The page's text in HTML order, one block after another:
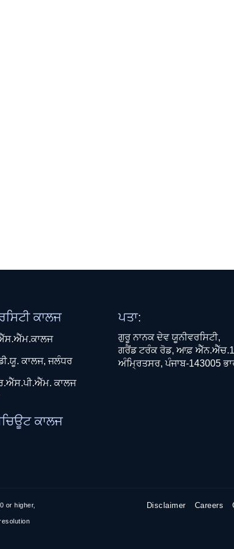
ਕਾਲਜ
ਕਾਲਜ, ਜਲੰਧਰ
ਕਾਲਜ
ਕਾਲਜ
ਪਤਾ:
ਗੁਰੂ ਨਾਨਕ ਦੇਵ ਯੂਨੀਵਰਸਿਟੀ,
ਗਰੈਂਡ ਟਰੰਕ ਰੋਡ, ਆਫ਼
ਅੰਮ੍ਰਿਤਸਰ, ਪੰਜਾਬ-143005
or higher, Disclaimer Careers